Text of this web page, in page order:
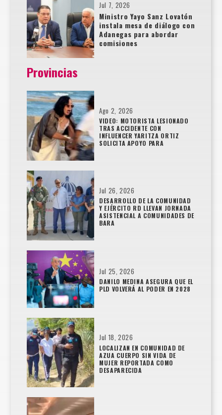
Jul 7, 2026
Ministro Yayo Sanz Lovatón
instala mesa de diálogo con
Adanegas para abordar
comisiones
Provincias
Ago 2, 2026
VIDEO: MOTORISTA LESIONADO
TRAS ACCIDENTE CON
INFLUENCER YARITZA ORTIZ
SOLICITA APOYO PARA
Jul 26, 2026
DESARROLLO DE LA COMUNIDAD
Y EJÉRCITO RD LLEVAN JORNADA
ASISTENCIAL A COMUNIDADES DE
BARA
Jul 25, 2026
DANILO MEDINA ASEGURA QUE EL
PLD VOLVERÁ AL PODER EN 2028
Jul 18, 2026
LOCALIZAN EN COMUNIDAD DE
AZUA CUERPO SIN VIDA DE
MUJER REPORTADA COMO
DESAPARECIDA